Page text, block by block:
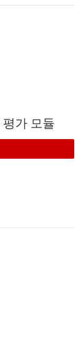
평가 모듈